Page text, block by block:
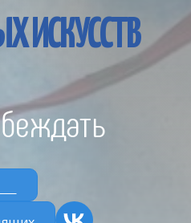
ИСКУССТВ